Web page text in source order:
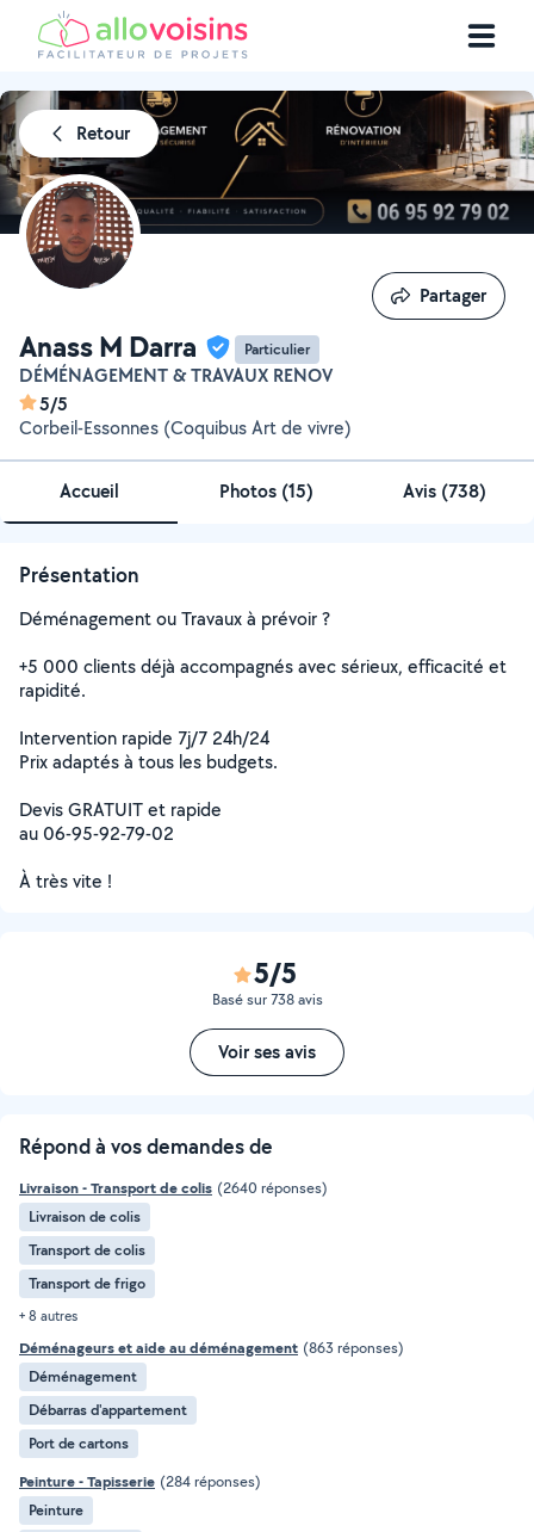
Retour
Anass M Darra Particulier
DÉMÉNAGEMENT & TRAVAUX RENOV
5/5
Corbeil-Essonnes (Coquibus Art de vivre)
Partager
Partager
Accueil Photos (15) Avis (738)
Présentation
Déménagement ou Travaux à prévoir ?
+5 000 clients déjà accompagnés avec sérieux, efficacité et
rapidité.
Intervention rapide 7j/7 24h/24
Prix adaptés à tous les budgets.
Devis GRATUIT et rapide
au 06-95-92-79-02
À très vite !
5/5
Basé sur 738 avis
Voir ses avis
Répond à vos demandes de
Livraison - Transport de colis (2640 réponses)
Livraison de colis
Transport de colis
Transport de frigo
+ 8 autres
Déménageurs et aide au déménagement (863 réponses)
Déménagement
Débarras d'appartement
Port de cartons
Peinture - Tapisserie (284 réponses)
Peinture